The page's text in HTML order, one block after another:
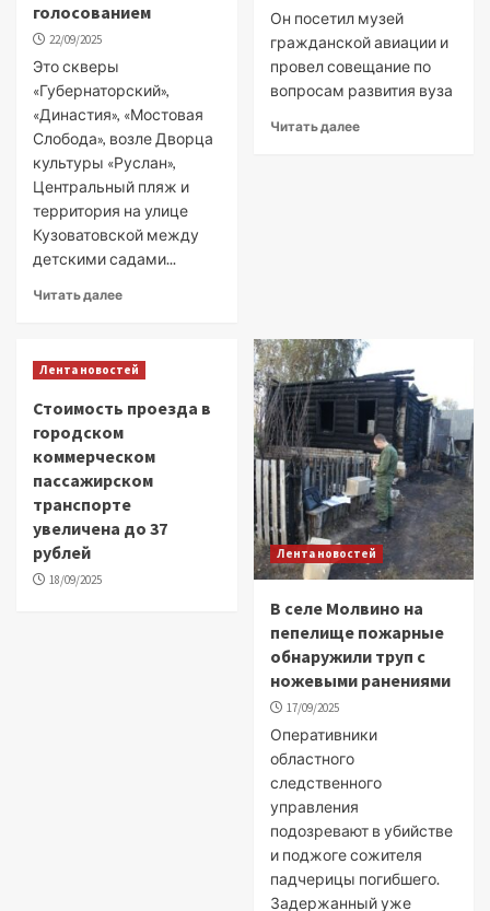
голосованием
22/09/2025
Это скверы
«Губернаторский»,
«Династия», «Мостовая
Слобода», возле Дворца
культуры «Руслан»,
Центральный пляж и
территория на улице
Кузоватовской между
детскими садами...
Читать далее
Он посетил музей
гражданской авиации и
провел совещание по
вопросам развития вуза
Читать далее
Лента новостей
Стоимость проезда в
городском
коммерческом
пассажирском
транспорте
увеличена до 37
рублей
18/09/2025
Лента новостей
В селе Молвино на
пепелище пожарные
обнаружили труп с
ножевыми ранениями
17/09/2025
Оперативники
областного
следственного
управления
подозревают в убийстве
и поджоге сожителя
падчерицы погибшего.
Задержанный уже